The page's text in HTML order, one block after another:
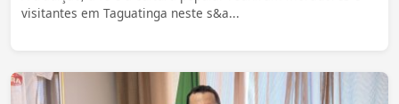
visitantes em Taguatinga neste s&a...